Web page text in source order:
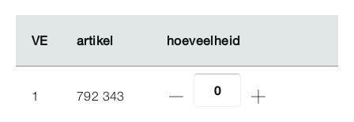
VE artikel hoeveelheid
VE artikel hoeveelheid
1 792 343